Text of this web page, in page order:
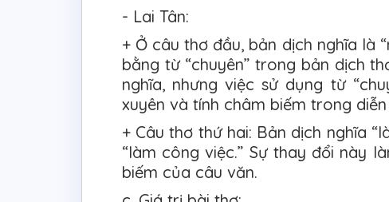
- Lai Tân:
+ Ở câu thơ đầu, bản dịch nghĩa là
bằng từ “chuyên” trong bản dịch
nghĩa, nhưng việc sử dụng từ
xuyên và tính châm biếm trong
+ Câu thơ thứ hai: Bản dịch nghĩa
“làm công việc.” Sự thay đổi này
biếm của câu văn.